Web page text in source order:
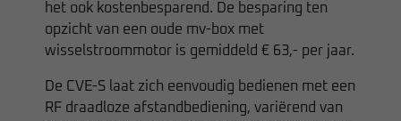
het ook kostenbesparend. De besparing ten
opzicht van een oude mv-box met
wisselstroommotor is gemiddeld € 63,- per jaar.
De CVE-S laat zich eenvoudig bedienen met een
RF draadloze afstandbediening, variërend van